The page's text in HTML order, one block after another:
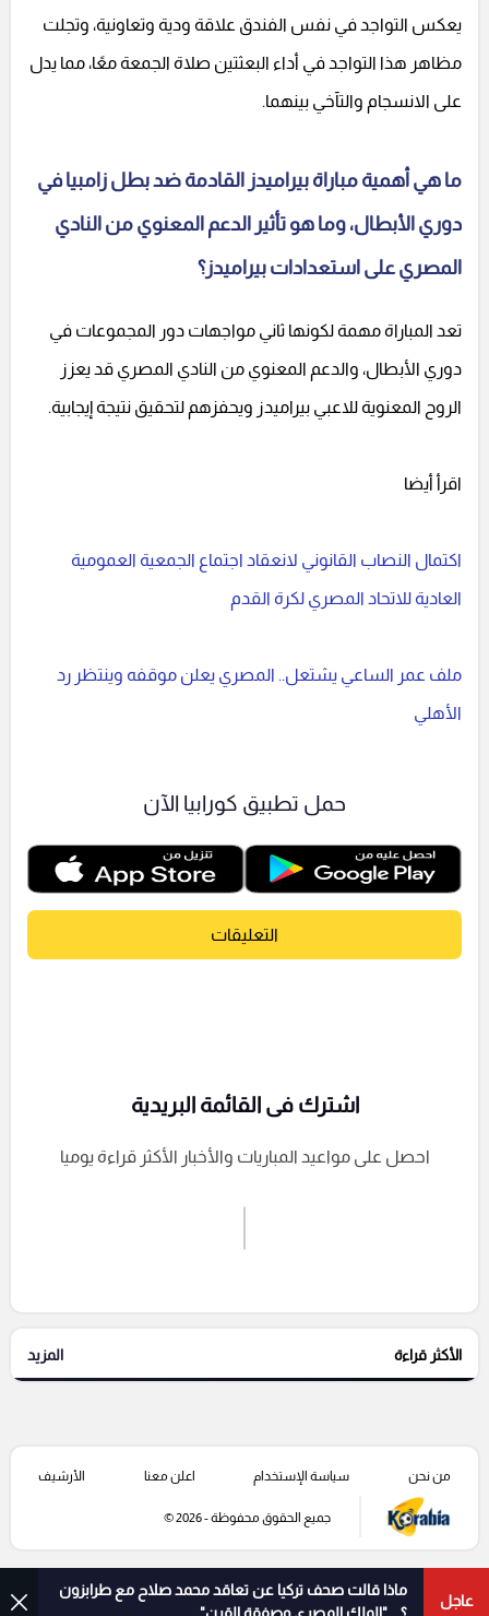
يعكس التواجد في نفس الفندق علاقة ودية وتعاونية، وتجلت
مظاهر هذا التواجد في أداء البعثتين صلاة الجمعة معًا، مما يدل
على الانسجام والتآخي بينهما.
ما هي أهمية مباراة بيراميدز القادمة ضد بطل زامبيا في
دوري الأبطال، وما هو تأثير الدعم المعنوي من النادي
المصري على استعدادات بيراميدز؟
تعد المباراة مهمة لكونها ثاني مواجهات دور المجموعات في
دوري الأبطال، والدعم المعنوي من النادي المصري قد يعزز
الروح المعنوية للاعبي بيراميدز ويحفزهم لتحقيق نتيجة إيجابية.
اقرأ أيضا
اكتمال النصاب القانوني لانعقاد اجتماع الجمعية العمومية
العادية للاتحاد المصري لكرة القدم
ملف عمر الساعي يشتعل.. المصري يعلن موقفه وينتظر رد
الأهلي
حمل تطبيق كورابيا الآن
التعليقات
إرسال تعليق
التعليقات السابقة
اشترك فى القائمة البريدية
احصل على مواعيد المباريات والأخبار الأكثر قراءة يوميا
الأكثر قراءة المزيد
عاجل
ماذا قالت صحف تركيا عن تعاقد محمد صلاح مع طرابزون
؟ .. "الملك المصري وصفقة القرن"
من نحن سياسة الإستخدام اعلن معنا الأرشيف
جميع الحقوق محفوظة - 2026 ©